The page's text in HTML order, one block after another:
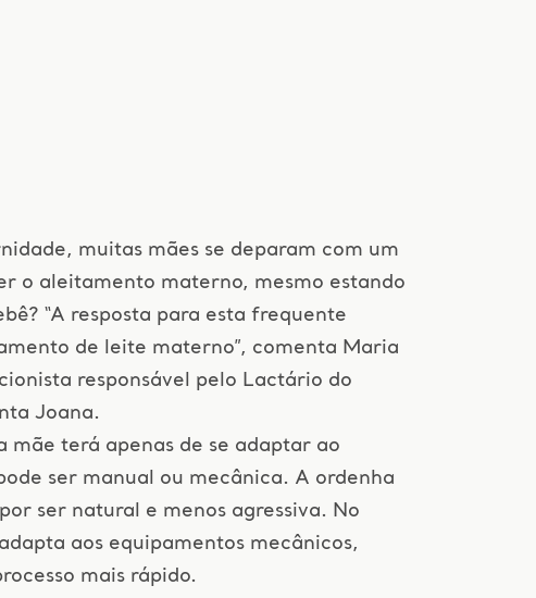
muitas mães se deparam com um
o aleitamento materno, mesmo estando
“A resposta para esta frequente
de leite materno”, comenta Maria
responsável pelo Lactário do
Joana.
mãe terá apenas de se adaptar ao
ser manual ou mecânica. A ordenha
ser natural e menos agressiva. No
aos equipamentos mecânicos,
mais rápido.